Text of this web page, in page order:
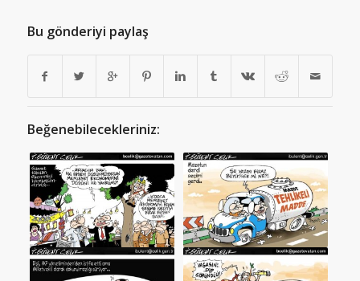
Bu gönderiyi paylaş
Beğenebilecekleriniz: